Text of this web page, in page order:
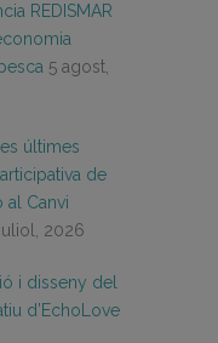
REDISMAR
5 agost,
últimes
de
al Canvi
2026
i disseny del
d’EchoLove